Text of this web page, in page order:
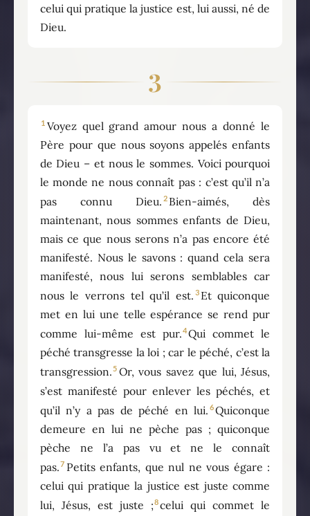
celui qui pratique la justice est, lui aussi, né de
Dieu.
3
1 Voyez quel grand amour nous a donné le
Père pour que nous soyons appelés enfants
de Dieu – et nous le sommes. Voici pourquoi
le monde ne nous connaît pas : c’est qu’il n’a
pas connu Dieu. 2 Bien-aimés, dès
maintenant, nous sommes enfants de Dieu,
mais ce que nous serons n’a pas encore été
manifesté. Nous le savons : quand cela sera
manifesté, nous lui serons semblables car
nous le verrons tel qu’il est. 3 Et quiconque
met en lui une telle espérance se rend pur
comme lui-même est pur.4Qui commet le
péché transgresse la loi ; car le péché, c’est la
transgression.5 Or, vous savez que lui, Jésus,
s’est manifesté pour enlever les péchés, et
qu’il n’y a pas de péché en lui. 6Quiconque
demeure en lui ne pèche pas ; quiconque
pèche ne l’a pas vu et ne le connaît
pas.7 Petits enfants, que nul ne vous égare :
celui qui pratique la justice est juste comme
lui, Jésus, est juste ;8celui qui commet le